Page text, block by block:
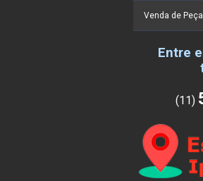
Venda de
Entre
(11)